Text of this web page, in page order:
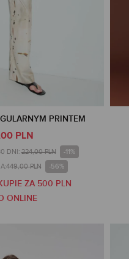
PRINTEM
PLN
DNI: 224,00 PLN -11%
449,00 PLN -56%
ZA 500 PLN
ONLINE